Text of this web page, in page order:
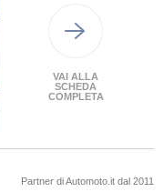
VAI ALLA
SCHEDA
COMPLETA
Partner di Automoto.it dal 2011